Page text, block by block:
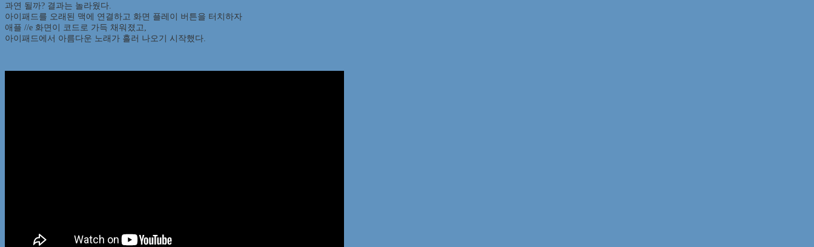
과연 될까? 결과는 놀라웠다.
아이패드를 오래된 맥에 연결하고 화면 플레이 버튼을 터치하자
애플 //e 화면이 코드로 가득 채워졌고,
아이패드에서 아름다운 노래가 흘러 나오기 시작했다.